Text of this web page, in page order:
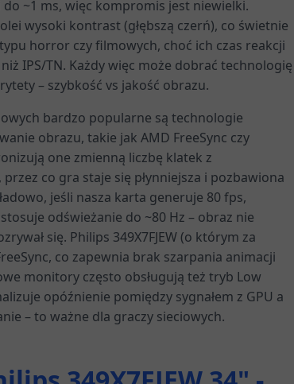
do ~1 ms, więc kompromis jest niewielki.
wysoki kontrast (głębszą czerń), co świetnie
horror czy filmowych, choć ich czas reakcji
IPS/TN. Każdy więc może dobrać technologię
– szybkość vs jakość obrazu.
bardzo popularne są technologie
obrazu, takie jak AMD FreeSync czy
one zmienną liczbę klatek z
co gra staje się płynniejsza i pozbawiona
jeśli nasza karta generuje 80 fps,
odświeżanie do ~80 Hz – obraz nie
się. Philips 349X7FJEW (o którym za
co zapewnia brak szarpania animacji
monitory często obsługują też tryb Low
opóźnienie pomiędzy sygnałem z GPU a
– to ważne dla graczy sieciowych.